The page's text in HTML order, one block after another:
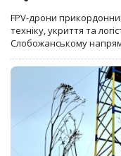
FPV-дрони
техніку, укриття та
Слобожанському